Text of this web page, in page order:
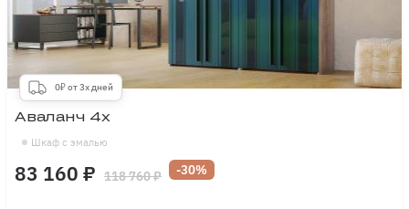
0₽ от 3х дней
Шкаф с эмалью
Аваланч 4х
83 160 ₽ 118 760 ₽ -30%